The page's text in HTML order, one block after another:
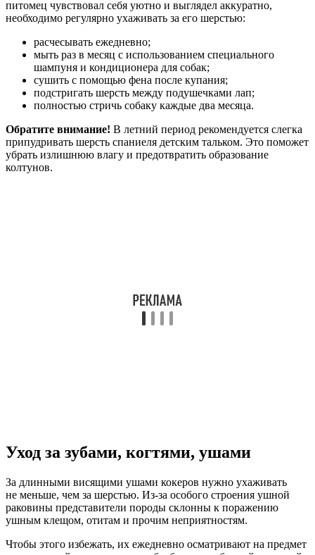
питомец чувствовал себя уютно и выглядел аккуратно,
необходимо регулярно ухаживать за его шерстью:
расчесывать ежедневно;
мыть раз в месяц с использованием специального
шампуня и кондиционера для собак;
сушить с помощью фена после купания;
подстригать шерсть между подушечками лап;
полностью стричь собаку каждые два месяца.
Обратите внимание! В летний период рекомендуется слегка
припудривать шерсть спаниеля детским тальком. Это поможет
убрать излишнюю влагу и предотвратить образование
колтунов.
Уход за зубами, когтями, ушами
За длинными висящими ушами кокеров нужно ухаживать
не меньше, чем за шерстью. Из-за особого строения ушной
раковины представители породы склонны к поражению
ушным клещом, отитам и прочим неприятностям.
Чтобы этого избежать, их ежедневно осматривают на предмет